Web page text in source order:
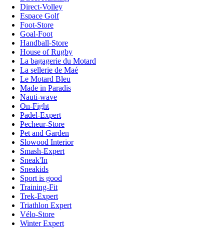
Direct-Volley
Espace Golf
Foot-Store
Goal-Foot
Handball-Store
House of Rugby
La bagagerie du Motard
La sellerie de Maé
Le Motard Bleu
Made in Paradis
Nauti-wave
On-Fight
Padel-Expert
Pecheur-Store
Pet and Garden
Slowood Interior
Smash-Expert
Sneak'In
Sneakids
Sport is good
Training-Fit
Trek-Expert
Triathlon Expert
Vélo-Store
Winter Expert